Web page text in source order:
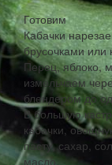
Готовим
Кабачки
брусочками или
Перец, яблоко,
измельчаем
блендером до
В большую
кабачки,
пасту, сахар,
масло.